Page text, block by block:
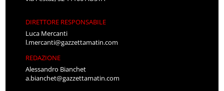
DIRETTORE RESPONSABILE
Luca Mercanti
l.mercanti@gazzettamatin.com
REDAZIONE
Alessandro Bianchet
a.bianchet@gazzettamatin.com